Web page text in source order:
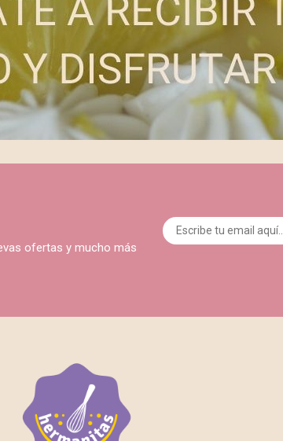
ofertas y mucho más